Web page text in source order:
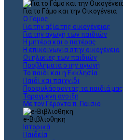
Για το Γάμο και την Οικογένεια
Ο Γάμος
Για την αξία της οικογένειας
Για την αγωγή των παιδιών
Η μητέρα και ο πατέρας
Η επικοινωνία στην οικογένεια
Οι ηλικίες των παιδιών
Προβλήματα στην αγωγή
Το παιδί και η Εκκλησία
Παιδί και παιχνίδι
Προφυλάσσοντας τα παιδιά μας
Ταραγμένη άνοιξη
Με τον Γέροντα π. Παϊσιο
e-Βιβλιοθηκη
Ιστορικά
Παιδεία